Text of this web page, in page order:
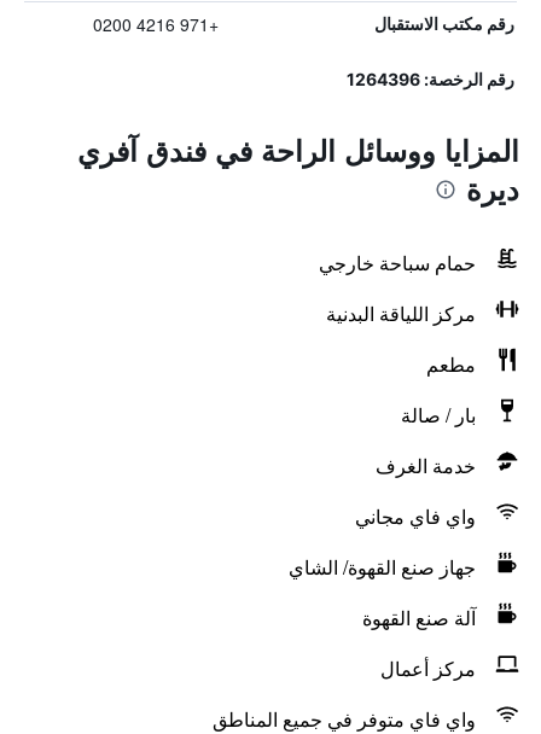
رقم مكتب الاستقبال +971 4216 0200
رقم الرخصة: 1264396
المزايا ووسائل الراحة في فندق آفري
ديرة
حمام سباحة خارجي
مركز اللياقة البدنية
مطعم
بار / صالة
خدمة الغرف
واي فاي مجاني
جهاز صنع القهوة/ الشاي
آلة صنع القهوة
مركز أعمال
واي فاي متوفر في جميع المناطق